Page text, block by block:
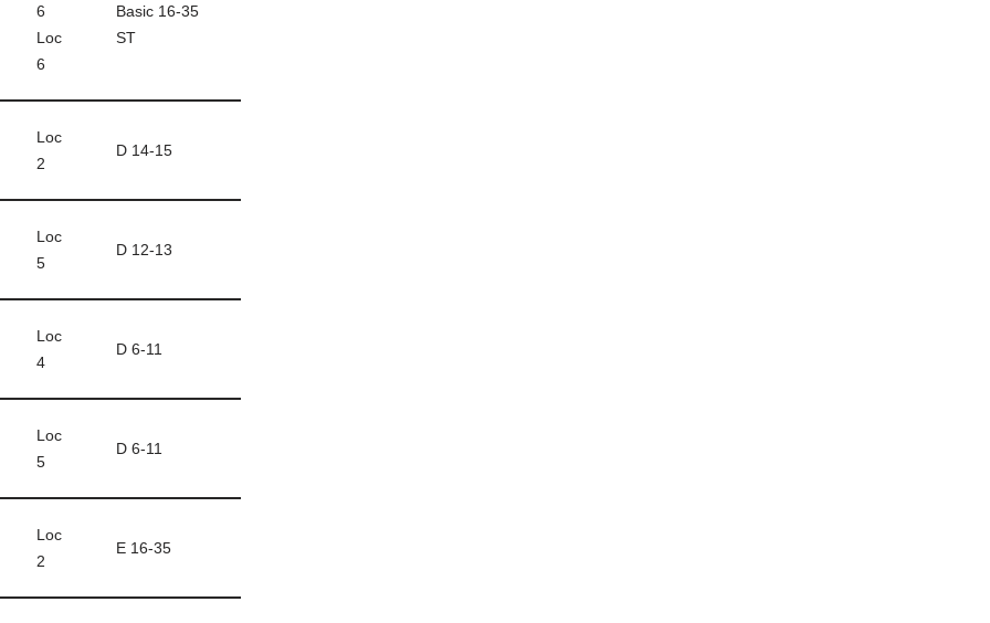
6
Loc
6
Basic 16-35
ST
Loc
2
D 14-15
Loc
5
D 12-13
Loc
4
D 6-11
Loc
5
D 6-11
Loc
2
E 16-35